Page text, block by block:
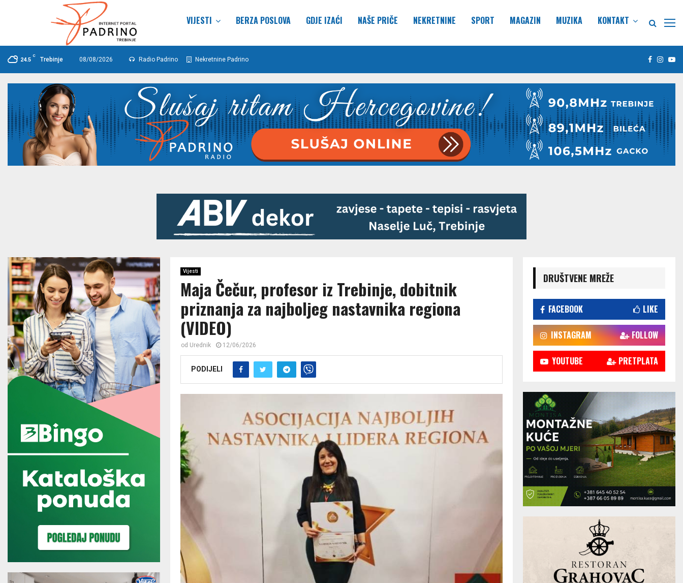
VIJESTI BERZA POSLOVA GDJE IZAĆI NAŠE PRIČE NEKRETNINE SPORT MAGAZIN MUZIKA KONTAKT
24.5
C
Trebinje 08/08/2026 Radio Padrino Nekretnine Padrino Facebook
Vijesti
Maja Čečur, profesor iz Trebinje, dobitnik
priznanja za najboljeg nastavnika regiona
(VIDEO)
od Urednik 12/06/2026
PODIJELI
DRUŠTVENE MREŽE
FACEBOOK LIKE
INSTAGRAM FOLLOW
YOUTUBE PRETPLATA